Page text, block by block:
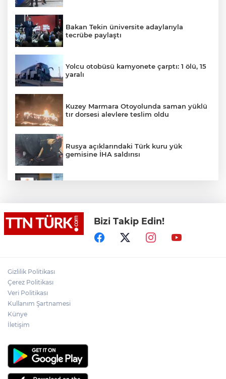
Bakan Tekin üniversite adaylarıyla
tecrübe paylaştı
Yolcu otobüsü kamyonete çarptı: 1 ölü, 15
yaralı
Kuzey Marmara Otoyolunda saman yüklü
tır dorsesi alevlere teslim oldu
Rusya açıklarındaki Türk kuru yük
gemisine İHA saldırısı
Lukaku Fener’e mi, Beşiktaş’a mı geliyor?
Rojin Kabaiş, Hiranur Nilgün Aygar ve
Kıvanç Uman’ın ailelerini hedef alam
Bizi Takip Edin!
Gizlilik Politikası
Çerez Politikası
Veri Politikası
Kullanım Şartnamesi
Künye
İletişim